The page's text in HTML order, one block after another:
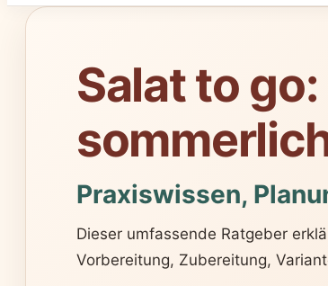
Salat to
Praxiswissen,
Dieser umfassende Ratgeber
Vorbereitung, Zubereitung,